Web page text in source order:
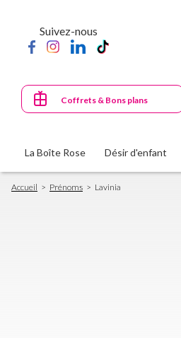
principal
Suivez-nous
Coffrets & Bons plans
La Boîte Rose Désir d'enfant
Fil
d'Ariane
Accueil Prénoms Lavinia